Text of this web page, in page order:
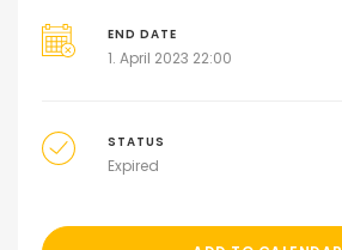
END DATE
1. April 2023 22:00
STATUS
Expired